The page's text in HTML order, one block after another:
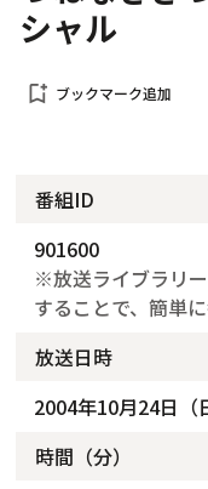
シャル
bookmark_add ブックマーク追加
番組ID
901600
※放送ライブラリ
することで、簡単
放送日時
2004年10月24日（
時間（分）